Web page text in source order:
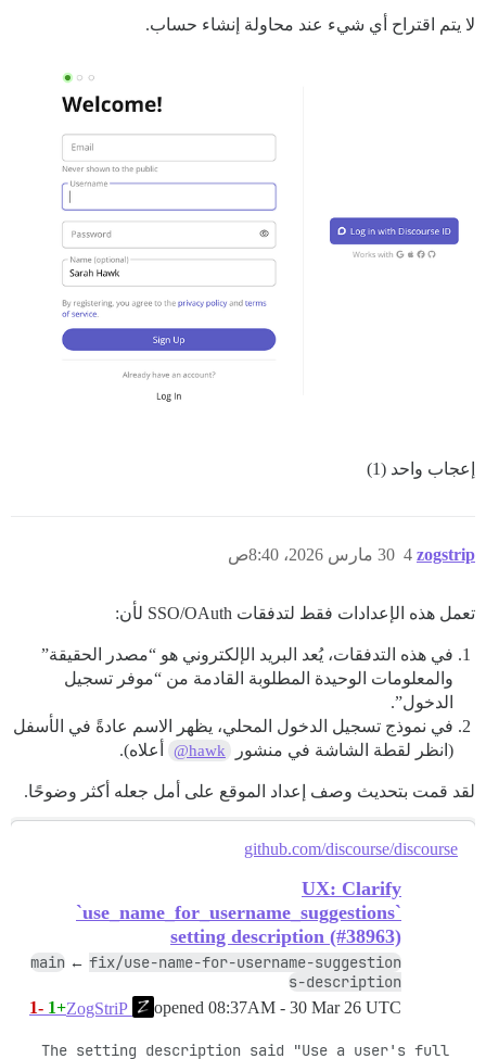
لا يتم اقتراح أي شيء عند محاولة إنشاء حساب.
إعجاب واحد (1)
zogstrip 30 مارس 2026، 8:40ص 4
تعمل هذه الإعدادات فقط لتدفقات SSO/OAuth لأن:
في هذه التدفقات، يُعد البريد الإلكتروني هو “مصدر الحقيقة”
والمعلومات الوحيدة المطلوبة القادمة من “موفر تسجيل
الدخول”.
في نموذج تسجيل الدخول المحلي، يظهر الاسم عادةً في الأسفل
(انظر لقطة الشاشة في منشور
@hawk أعلاه).
لقد قمت بتحديث وصف إعداد الموقع على أمل جعله أكثر وضوحًا.
github.com/discourse/discourse
UX: Clarify
`use_name_for_username_suggestions`
setting description (#38963)
main ← fix/use-name-for-username-suggestion
s-description
opened 08:37AM - 30 Mar 26 UTC
+1
-1
The setting description said "Use a user's full